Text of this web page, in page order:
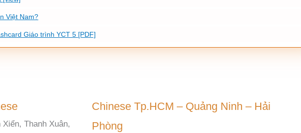
Việt Nam?
Giáo trình YCT 5 [PDF]
Thanh Xuân,
Chinese Tp.HCM – Quảng Ninh – Hải
Phòng